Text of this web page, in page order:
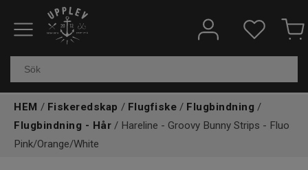
Fiskeredskap
Kläder & skor
HEM / Fiskeredskap / Flugfiske / Flugbindning /
Flugbindning - Hår / Hareline - Groovy Bunny Strips - Fluo
Pink/Orange/White